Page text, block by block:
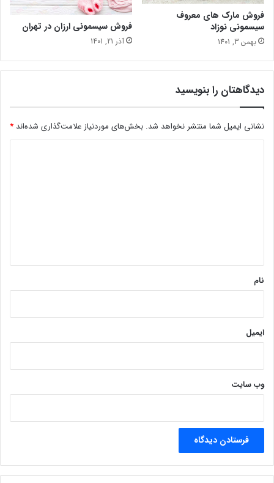
فروش مارک های معروف
سیسمونی نوزاد
بهمن 3, 1401
فروش سیسمونی ارزان در تهران
آذر 21, 1401
دیدگاهتان را بنویسید
نشانی ایمیل شما منتشر نخواهد شد. بخش‌های موردنیاز علامت‌گذاری شده‌اند *
نام
ایمیل
وب‌ سایت